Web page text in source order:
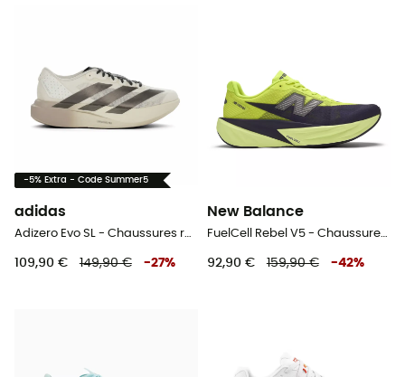
-5% Extra - Code Summer5
adidas
Adizero Evo SL - Chaussures running homme
109,90 € 149,90 € -27%
New Balance
FuelCell Rebel V5 - Chaussures running homme
92,90 € 159,90 € -42%